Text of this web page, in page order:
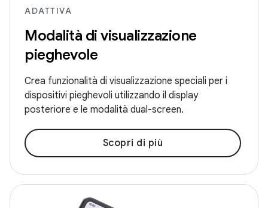
ADATTIVA
Modalità di visualizzazione
pieghevole
Crea funzionalità di visualizzazione speciali per i
dispositivi pieghevoli utilizzando il display
posteriore e le modalità dual-screen.
Scopri di più